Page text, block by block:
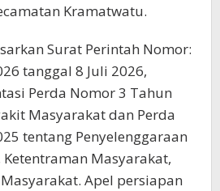
Kramatwatu.
Surat Perintah Nomor:
tanggal 8 Juli 2026,
Perda Nomor 3 Tahun
Masyarakat dan Perda
tentang Penyelenggaraan
Masyarakat,
Apel persiapan